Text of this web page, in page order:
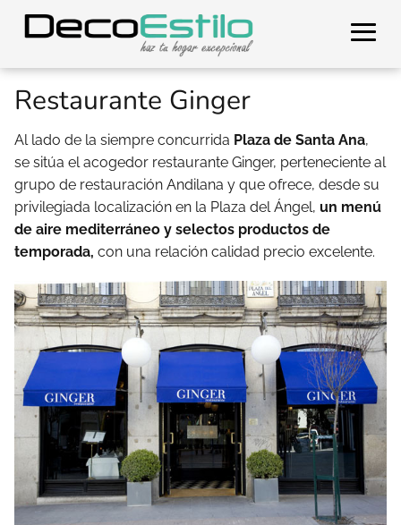
Restaurante Ginger
Al lado de la siempre concurrida Plaza de Santa Ana,
se sitúa el acogedor restaurante Ginger, perteneciente al
grupo de restauración Andilana y que ofrece, desde su
privilegiada localización en la Plaza del Ángel, un menú
de aire mediterráneo y selectos productos de
temporada, con una relación calidad precio excelente.